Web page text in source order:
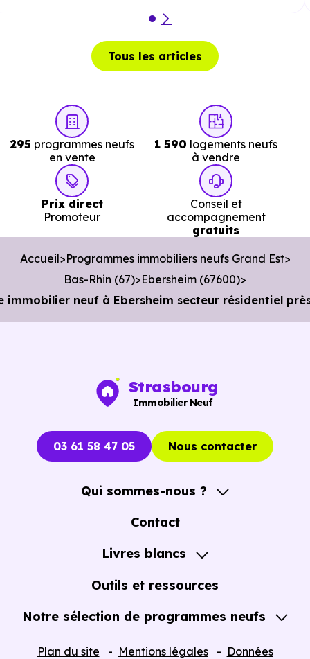
La Poste Muttersholtz à 6 km, soit 9 min en
voiture ou à 5.9 km, soit 1h 10 min à pied
Sélestat à 6.8 km, soit 9 min en voiture ou à 6.3 km,
soit 1h 15 min à pied
Tous les articles
295 programmes neufs
en vente
1 590 logements neufs
à vendre
Prix direct
Promoteur
Conseil et
accompagnement
gratuits
Accueil Programmes immobiliers neufs Grand Est
Bas-Rhin (67) Ebersheim (67600)
immobilier neuf à Ebersheim secteur résidentiel
Strasbourg
Immobilier Neuf
03 61 58 47 05 Nous contacter
Qui sommes-nous ?
A propos
Contact
Livres blancs
Guide de l'Achat immobilier neuf en VEFA
Outils et ressources
Notre sélection de programmes neufs
Plan du site Mentions légales
Données